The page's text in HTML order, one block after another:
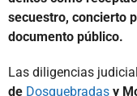
secuestro, concierto
documento público.
Las diligencias
de Dosquebradas y